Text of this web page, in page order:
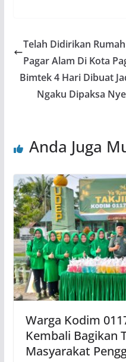
Telah Didirikan
Pagar Alam Di Kota
Bimtek 4 Hari Dibuat
Ngaku Dipaksa
Anda Juga
Warga Kodim
Kembali Bagikan
Masyarakat